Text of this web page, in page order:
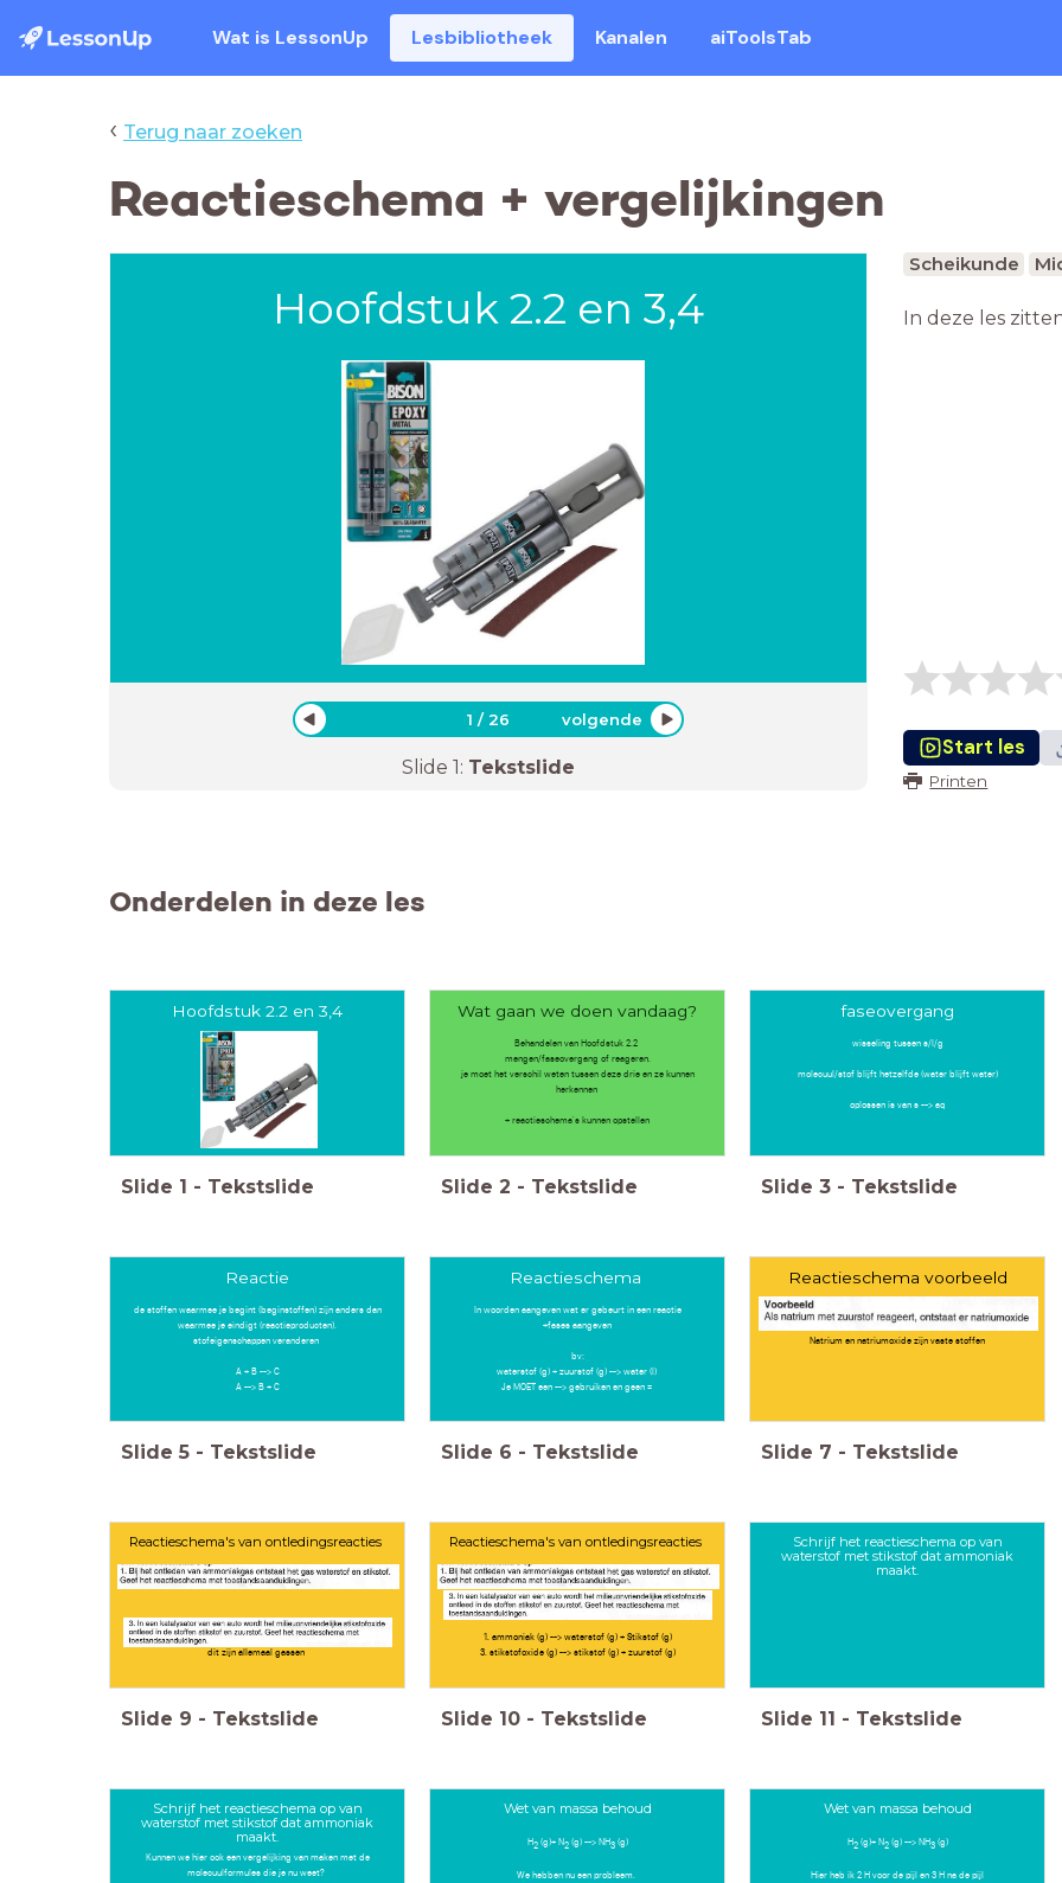
Wat is LessonUp Lesbibliotheek Kanalen aiToolsTab
‹ Terug naar zoeken
Reactieschema + vergelijkingen
Hoofdstuk 2.2 en 3,4
1 /26 volgende
Slide 1: Tekstslide
Scheikunde
In deze les
Start les
Printen
Onderdelen in deze les
Hoofdstuk 2.2 en 3,4
Slide 1 - Tekstslide
Wat gaan we doen vandaag?
Behandelen van Hoofdstuk 2.2
mengen/faseovergang of reageren.
je moet het verschil weten tussen deze drie en ze kunnen
herkennen
+ reactieschema's kunnen opstellen
Slide 2 - Tekstslide
faseovergang
wisseling tussen s/l/g
molecuul/stof blijft hetzelfde (water blijft water)
oplossen is van s --> aq
Slide 3 - Tekstslide
Reactie
de stoffen waarmee je begint (beginstoffen) zijn anders dan
waarmee je eindigt (reactieproducten).
stofeigenschappen veranderen
A + B --> C
A --> B + C
Slide 5 - Tekstslide
Reactieschema
In woorden aangeven wat er gebeurt in een reactie
+fases aangeven
bv:
waterstof (g) + zuurstof (g) --> water (l)
Je MOET een --> gebruiken en geen =
Slide 6 - Tekstslide
Reactieschema voorbeeld
Natrium en natriumoxide zijn vaste stoffen
Slide 7 - Tekstslide
Reactieschema's van ontledingsreacties
k
dit zijn allemaal gassen
Slide 9 - Tekstslide
Reactieschema's van ontledingsreacties
k
1. ammoniak (g) --> waterstof (g) + Stikstof (g)
3. stikstofoxide (g) --> stikstof (g) + zuurstof (g)
Slide 10 - Tekstslide
Schrijf het reactieschema op van
waterstof met stikstof dat ammoniak
maakt.
Slide 11 - Tekstslide
Schrijf het reactieschema op van
waterstof met stikstof dat ammoniak
maakt.
Kunnen we hier ook een vergelijking van maken met de
molecuulformules die je nu weet?
Wet van massa behoud
H2(g)+ N2(g) --> NH3(g)
We hebben nu een probleem.
Wet van massa behoud
H2(g)+ N2(g) --> NH3(g)
Hier heb ik 2 H voor de pijl en 3 H na de pijl